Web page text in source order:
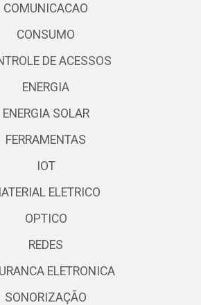
COMUNICACAO
CONSUMO
DE ACESSOS
ENERGIA
ENERGIA SOLAR
FERRAMENTAS
IOT
ELETRICO
OPTICO
REDES
ELETRONICA
SONORIZAÇÃO